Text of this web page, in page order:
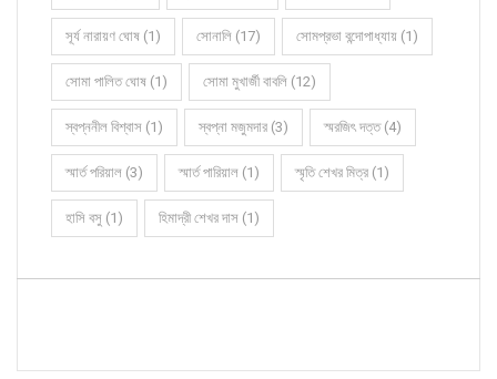
সূর্য নারায়ণ ঘোষ (1) সোনালি (17) সোমপ্রভা বন্দোপাধ্যায় (1)
সোমা পালিত ঘোষ (1) সোমা মুখার্জী বাবলি (12)
স্বপ্ননীল বিশ্বাস (1) স্বপ্না মজুমদার (3) স্মরজিৎ দত্ত (4)
স্মার্ত পরিয়াল (3) স্মার্ত পারিয়াল (1) স্মৃতি শেখর মিত্র (1)
হাসি বসু (1) হিমাদ্রী শেখর দাস (1)